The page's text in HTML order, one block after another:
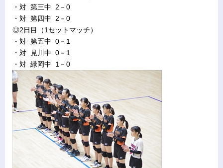
・対 第三中 2－0
・対 第四中 2－0
◎2日目（1セットマッチ）
・対 第五中 0－1
・対 見川中 0－1
・対 緑岡中 1－0